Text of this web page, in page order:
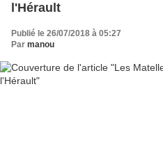
l'Hérault
Publié le 26/07/2018 à 05:27
Par manou